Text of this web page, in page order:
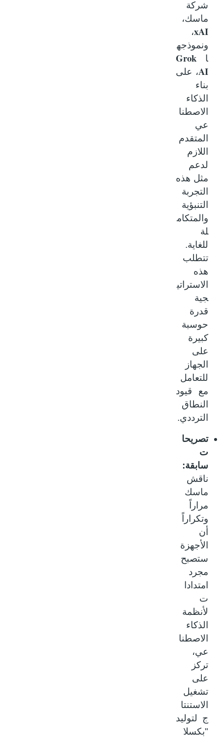
شركة
ماسك،
xAI،
ونموذجه
ا
Grok
AI، على
بناء
الذكاء
الاصطنا
عي
المتقدم
اللازم
لدعم
مثل هذه
التجربة
التنبؤية
والمتكام
للغاية.
تتطلب
هذه
الاستراتي
جية
قدرة
حوسبة
كبيرة
على
الجهاز
للتعامل
مع قيود
النطاق
الترددي.
تصريحا
ت
سابقة:
ناقش
ماسك
مراراً
وتكراراً
الأجهزة
ستصبح
مجرد
امتدادا
لأنظمة
الذكاء
الاصطنا
عي،
تركز
على
تشغيل
الاستنتا
ج لتوليد
"بكسلا